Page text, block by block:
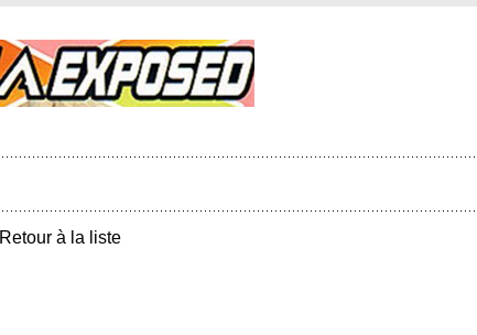
Retour à la liste